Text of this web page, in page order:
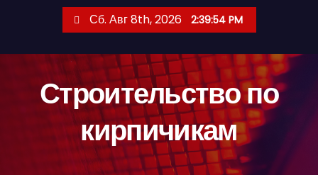
Сб. Авг 8th, 2026 2:39:55 PM
Строительство по
кирпичикам